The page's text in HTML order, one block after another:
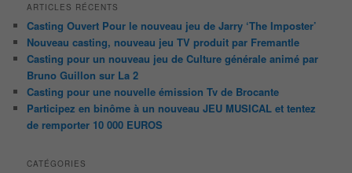
ARTICLES RÉCENTS
Casting Ouvert Pour le nouveau jeu de Jarry ‘The Imposter’
Nouveau casting, nouveau jeu TV produit par Fremantle
Casting pour un nouveau jeu de Culture générale animé par
Bruno Guillon sur La 2
Casting pour une nouvelle émission Tv de Brocante
Participez en binôme à un nouveau JEU MUSICAL et tentez
de remporter 10 000 EUROS
CATÉGORIES